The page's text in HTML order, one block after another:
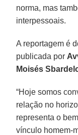
norma, mas
interpessoais.
A reportagem é
publicada por
Moisés
“Hoje somos
relação no
representa o
vínculo homem-